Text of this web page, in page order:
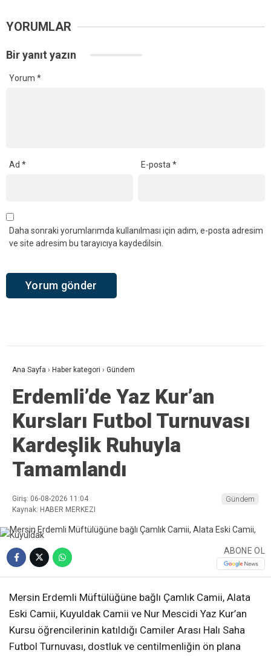
YORUMLAR
Bir yanıt yazın
Yorum *
Ad * E-posta*
Daha sonraki yorumlarımda kullanılması için adım, e-posta adresim
ve site adresim bu tarayıcıya kaydedilsin.
Ana Sayfa › Haber kategori › Gündem
Erdemli’de Yaz Kur’an
Kursları Futbol Turnuvası
Kardeşlik Ruhuyla
Tamamlandı
Giriş: 06-08-2026 11:04
Kaynak: HABER MERKEZI
Gündem
ABONE OL
Mersin Erdemli Müftülüğüne bağlı Çamlık Camii, Alata
Eski Camii, Kuyuldak Camii ve Nur Mescidi Yaz Kur’an
Kursu öğrencilerinin katıldığı Camiler Arası Halı Saha
Futbol Turnuvası, dostluk ve centilmenliğin ön plana